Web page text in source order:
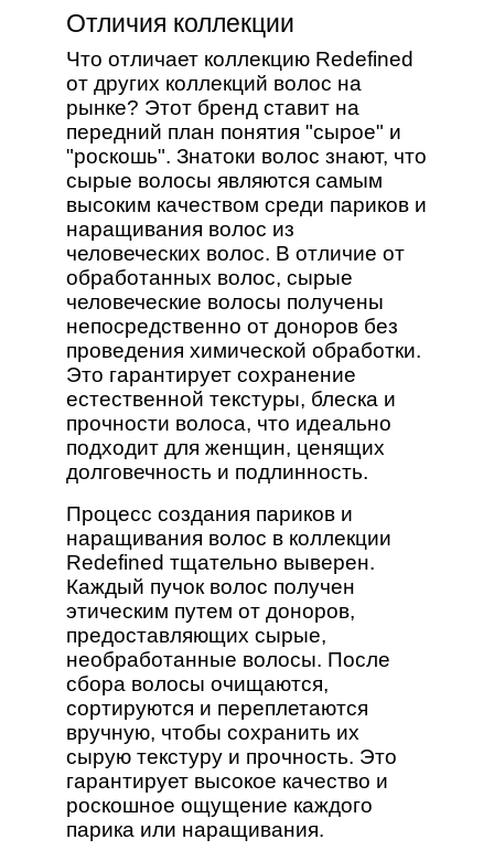
Отличия коллекции
Что отличает коллекцию Redefined
от других коллекций волос на
рынке? Этот бренд ставит на
передний план понятия "сырое" и
"роскошь". Знатоки волос знают, что
сырые волосы являются самым
высоким качеством среди париков и
наращивания волос из
человеческих волос. В отличие от
обработанных волос, сырые
человеческие волосы получены
непосредственно от доноров без
проведения химической обработки.
Это гарантирует сохранение
естественной текстуры, блеска и
прочности волоса, что идеально
подходит для женщин, ценящих
долговечность и подлинность.
Процесс создания париков и
наращивания волос в коллекции
Redefined тщательно выверен.
Каждый пучок волос получен
этическим путем от доноров,
предоставляющих сырые,
необработанные волосы. После
сбора волосы очищаются,
сортируются и переплетаются
вручную, чтобы сохранить их
сырую текстуру и прочность. Это
гарантирует высокое качество и
роскошное ощущение каждого
парика или наращивания.